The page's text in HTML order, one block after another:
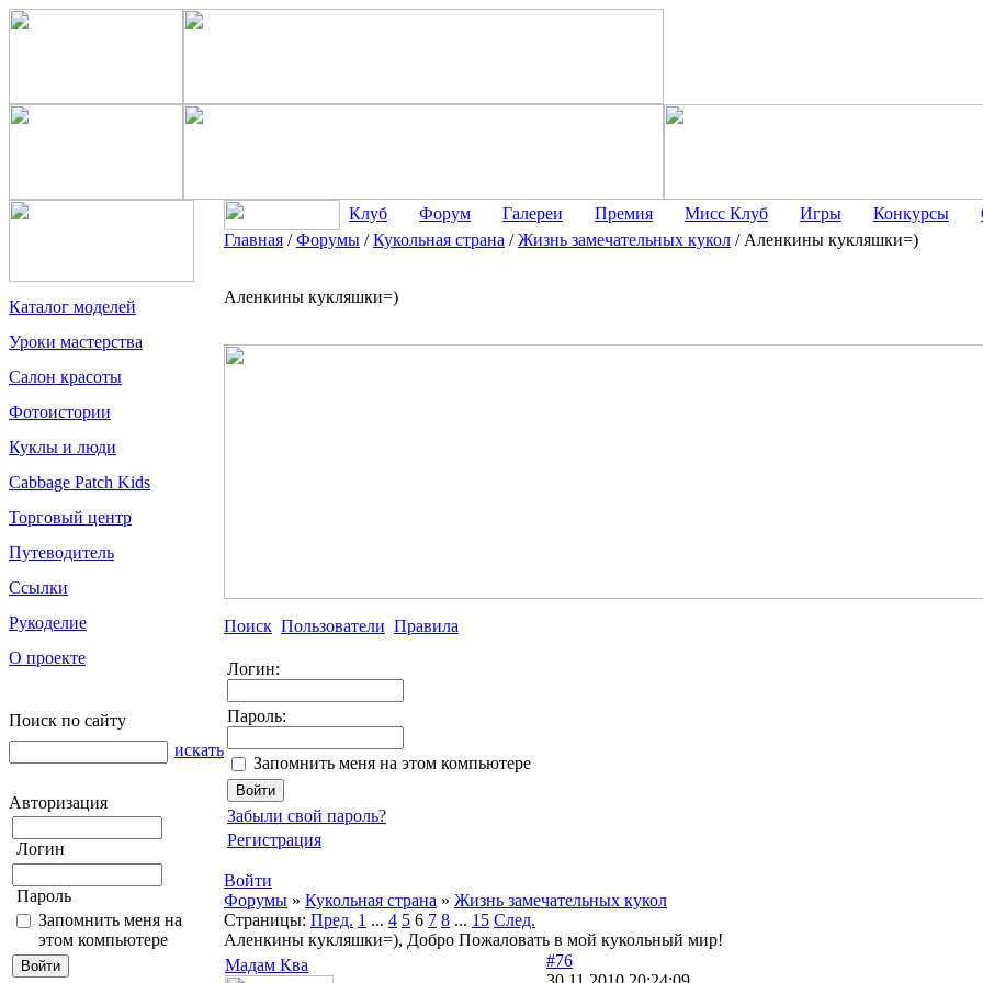
Каталог моделей
Уроки мастерства
Салон красоты
Фотоистории
Куклы и люди
Cabbage Patch Kids
Торговый центр
Путеводитель
Ссылки
Рукоделие
О проекте
Поиск по сайту
искать
Авторизация
Логин
Пароль
Запомнить меня на
этом компьютере
Клуб Форум Галереи Премия Мисс Клуб Игры Конкурсы
Главная /Форумы /Кукольная страна /Жизнь замечательных кукол / Аленкины кукляшки=)
Аленкины кукляшки=)
Поиск Пользователи Правила
Логин:
Пароль:
Запомнить меня на этом компьютере
Забыли свой пароль?
Регистрация
Войти
Форумы » Кукольная страна » Жизнь замечательных кукол
Страницы: Пред. 1 ... 4 5 6 7 8 ... 15 След.
Аленкины кукляшки=), Добро Пожаловать в мой кукольный мир!
Мадам Ква
#76